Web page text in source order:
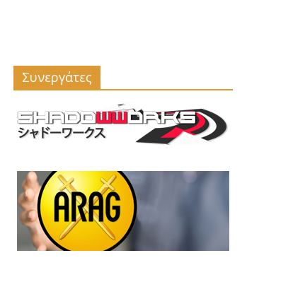
Συνεργάτες